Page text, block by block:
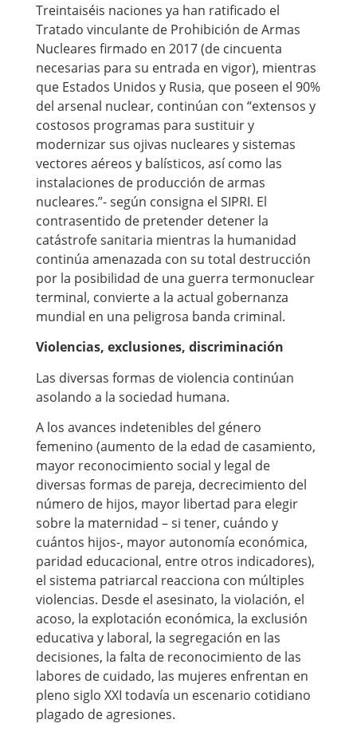
Treintaiséis naciones ya han ratificado el
Tratado vinculante de Prohibición de Armas
Nucleares firmado en 2017 (de cincuenta
necesarias para su entrada en vigor), mientras
que Estados Unidos y Rusia, que poseen el 90%
del arsenal nuclear, continúan con “extensos y
costosos programas para sustituir y
modernizar sus ojivas nucleares y sistemas
vectores aéreos y balísticos, así como las
instalaciones de producción de armas
nucleares.”- según consigna el SIPRI. El
contrasentido de pretender detener la
catástrofe sanitaria mientras la humanidad
continúa amenazada con su total destrucción
por la posibilidad de una guerra termonuclear
terminal, convierte a la actual gobernanza
mundial en una peligrosa banda criminal.
Violencias, exclusiones, discriminación
Las diversas formas de violencia continúan
asolando a la sociedad humana.
A los avances indetenibles del género
femenino (aumento de la edad de casamiento,
mayor reconocimiento social y legal de
diversas formas de pareja, decrecimiento del
número de hijos, mayor libertad para elegir
sobre la maternidad – si tener, cuándo y
cuántos hijos-, mayor autonomía económica,
paridad educacional, entre otros indicadores),
el sistema patriarcal reacciona con múltiples
violencias. Desde el asesinato, la violación, el
acoso, la explotación económica, la exclusión
educativa y laboral, la segregación en las
decisiones, la falta de reconocimiento de las
labores de cuidado, las mujeres enfrentan en
pleno siglo XXI todavía un escenario cotidiano
plagado de agresiones.